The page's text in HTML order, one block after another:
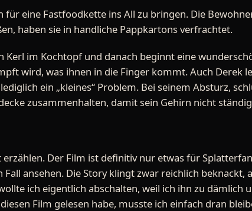
für eine Fastfoodkette ins All zu bringen. Die
haben sie in handliche Pappkartons verfrachtet.
Kerl im Kochtopf und danach beginnt eine
wird, was ihnen in die Finger kommt. Auch Derek
ein „kleines“ Problem. Bei seinem Absturz,
zusammenhalten, damit sein Gehirn nicht
Der Film ist definitiv nur etwas für
ansehen. Die Story klingt zwar reichlich beknackt,
ich eigentlich abschalten, weil ich ihn zu dämlich
Film gelesen habe, musste ich einfach dran